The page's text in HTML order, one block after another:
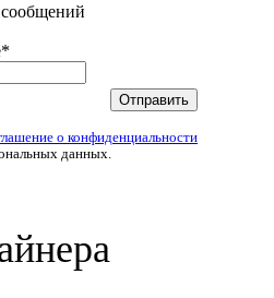
*
о конфиденциальности
данных.